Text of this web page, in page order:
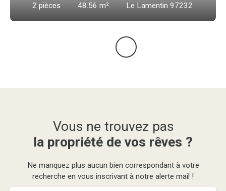
2 pièces 48.56 m² Le Lamentin 97232
Vous ne trouvez pas
la propriété de vos rêves ?
Ne manquez plus aucun bien correspondant à votre
recherche en vous inscrivant à notre alerte mail !